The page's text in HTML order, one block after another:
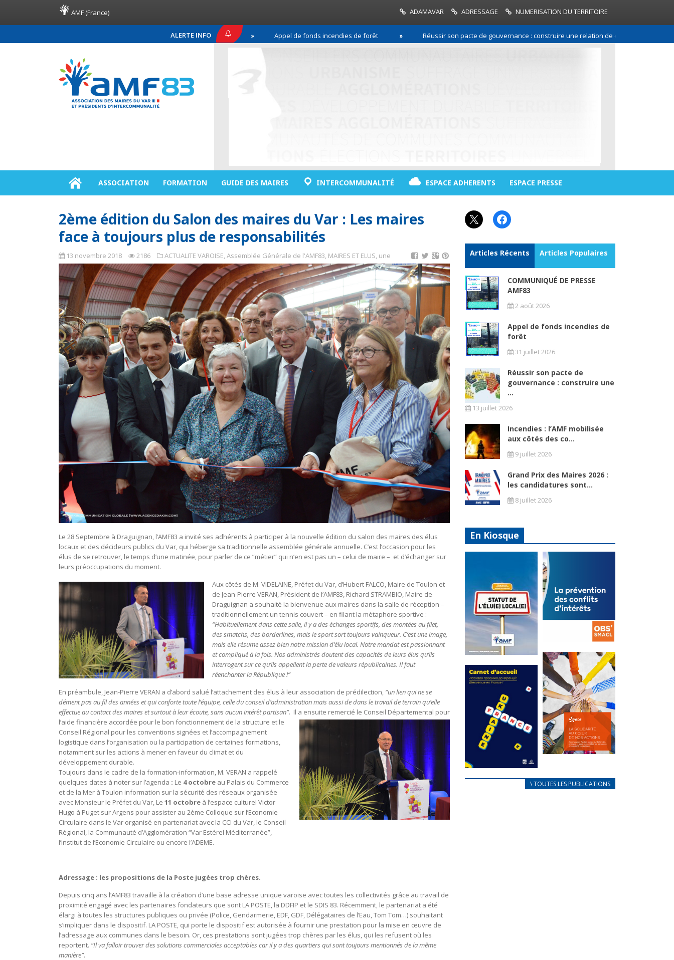
AMF (France) ADAMAVAR ADRESSAGE NUMERISATION DU TERRITOIRE
ALERTE INFO
COMMUNIQUÉ DE PRESSE AMF83 Appel de fonds incendies de forêt Réussir son pacte de gouvernance : construire une relation de confiance entre les communes
ASSOCIATION FORMATION GUIDE DES MAIRES INTERCOMMUNALITÉ ESPACE ADHERENTS ESPACE PRESSE
2ème édition du Salon des maires du Var : Les maires
face à toujours plus de responsabilités
13 novembre 2018 2186 ACTUALITE VAROISE,Assemblée Générale de l'AMF83, MAIRES ET ELUS, une
Le 28 Septembre à Draguignan, l’AMF83 a invité ses adhérents à participer à la nouvelle édition du salon des maires des élus
locaux et des décideurs publics du Var, qui héberge sa traditionnelle assemblée générale annuelle. C’est l’occasion pour les
élus de se retrouver, le temps d’une matinée, pour parler de ce ”métier” qui n’en est pas un – celui de maire – et d’échanger sur
leurs préoccupations du moment.
Aux côtés de M. VIDELAINE, Préfet du Var, d’Hubert FALCO, Maire de Toulon et
de Jean-Pierre VERAN, Président de l’AMF83, Richard STRAMBIO, Maire de
Draguignan a souhaité la bienvenue aux maires dans la salle de réception –
traditionnellement un tennis couvert – en filant la métaphore sportive :
“Habituellement dans cette salle, il y a des échanges sportifs, des montées au filet,
des smatchs, des borderlines, mais le sport sort toujours vainqueur. C’est une image,
mais elle résume assez bien notre mission d’élu local. Notre mandat est passionnant
et compliqué à la fois. Nos administrés doutent des capacités de leurs élus qu’ils
interrogent sur ce qu’ils appellent la perte de valeurs républicaines. Il faut
réenchanter la République !”
En préambule, Jean-Pierre VERAN a d’abord salué l’attachement des élus à leur association de prédilection, “un lien qui ne se
dément pas au fil des années et qui conforte toute l’équipe, celle du conseil d’administration mais aussi de dans le travail de terrain qu’elle
effectue au contact des maires et surtout à leur écoute, sans aucun intérêt partisan”. Il a ensuite remercié le Conseil Départemental pour
l’aide financière accordée pour le bon fonctionnement de la structure et le
Conseil Régional pour les conventions signées et l’accompagnement
logistique dans l’organisation ou la participation de certaines formations,
notamment sur les actions à mener en faveur du climat et du
développement durable.
Toujours dans le cadre de la formation-information, M. VERAN a rappelé
quelques dates à noter sur l’agenda : Le 4 octobre au Palais du Commerce
et de la Mer à Toulon information sur la sécurité des réseaux organisée
avec Monsieur le Préfet du Var, Le 11 octobre à l’espace culturel Victor
Hugo à Puget sur Argens pour assister au 2ème Colloque sur l’Economie
Circulaire dans le Var organisé en partenariat avec la CCI du Var, le Conseil
Régional, la Communauté d’Agglomération “Var Estérel Méditerranée”,
l’Institut de l’Economie Circulaire ou encore l’ADEME.
Adressage : les propositions de la Poste jugées trop chères.
Depuis cinq ans l’AMF83 travaille à la création d’une base adresse unique varoise avec toutes les collectivités grâce au travail de
proximité engagé avec les partenaires fondateurs que sont LA POSTE, la DDFIP et le SDIS 83. Récemment, le partenariat a été
élargi à toutes les structures publiques ou privée (Police, Gendarmerie, EDF, GDF, Délégataires de l’Eau, Tom Tom…) souhaitant
s’impliquer dans le dispositif. LA POSTE, qui porte le dispositif est autorisée à fournir une prestation pour la mise en œuvre de
l’adressage aux communes dans le besoin. Or, ces prestations sont jugées trop chères par les élus, qui les refusent où les
reportent. “Il va falloir trouver des solutions commerciales acceptables car il y a des quartiers qui sont toujours mentionnés de la même
manière”.
X Facebook
Articles Récents Articles Populaires
COMMUNIQUÉ DE PRESSE
AMF83
2 août 2026
Appel de fonds incendies de
forêt
31 juillet 2026
Réussir son pacte de
gouvernance : construire une
...
13 juillet 2026
Incendies : l’AMF mobilisée
aux côtés des co...
9 juillet 2026
Grand Prix des Maires 2026 :
les candidatures sont...
8 juillet 2026
En Kiosque
Statut de
l’élu local
Mise à jour avril
2024
FEUILLETER
La
prévention
des conflits
d’intérêts
18 septembre 2023
FEUILLETER
au coeur de
nos actions
\ TOUTES LES PUBLICATIONS